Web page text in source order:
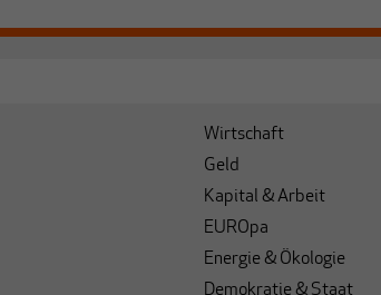
Wirtschaft
Geld
Kapital & Arbeit
EUROpa
Energie & Ökologie
Demokratie & Staat